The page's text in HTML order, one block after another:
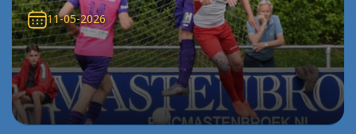
11-05-2026